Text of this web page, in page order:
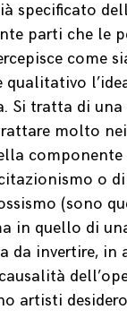
specificato
parti che le
come
qualitativo
Si tratta di
molto
o
(sono
in quello di
da invertire, in
artisti